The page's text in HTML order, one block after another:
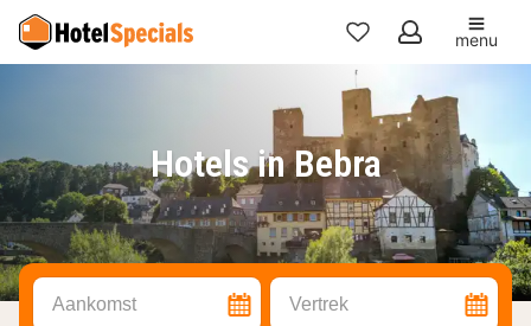
Mijn
favorieten
menu
Hotels in Bebra
Aankomst Vertrek